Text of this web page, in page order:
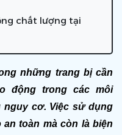
chất lượng tại
những trang bị cần
động trong các môi
nguy cơ. Việc sử dụng
toàn mà còn là biện